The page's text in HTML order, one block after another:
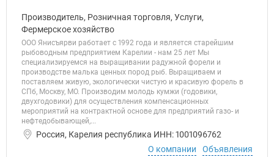
Производитель, Розничная торговля, Услуги,
Фермерское хозяйство
ООО Янисъярви работает с 1992 года и является старейшим
рыбоводным предприятием Карелии - нам 25 лет Мы
специализируемся на выращивании радужной форели и
производстве малька ценных пород рыб. Выращиваем и
поставляем живую, экологически чистую и красивую форель в
СПб, Москву, МО. Производим молодь кумжи (годовики,
двухгодовики) для осуществления компенсационных
мероприятий на контрактной основе для предприятий газо- и
нефтедобывающей,...
Россия, Карелия республика ИНН: 1001096762
О компании
Объявления